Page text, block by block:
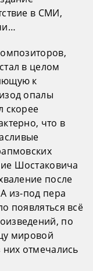
в СМИ,
в целом
к
опалы
скорее
что в
Шостаковича
после
из-под пера
появляться всё
по
мировой
отмечались